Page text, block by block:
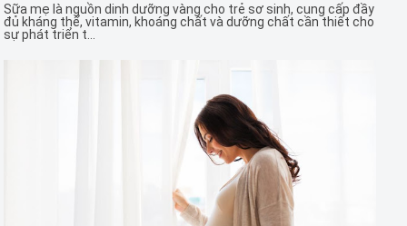
Sữa mẹ là nguồn dinh dưỡng vàng cho trẻ sơ sinh, cung cấp đầy
đủ kháng thể, vitamin, khoáng chất và dưỡng chất cần thiết cho
sự phát triển t...